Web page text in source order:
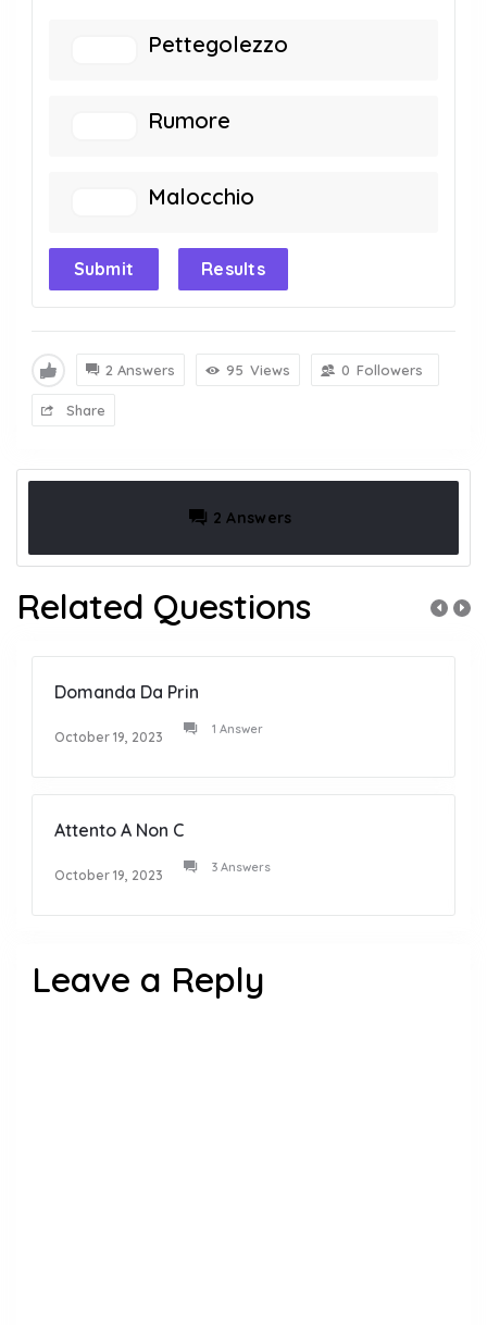
Pettegolezzo
Rumore
Malocchio
Submit Results
2 Answers 95 Views 0 Followers
Share
2 Answers
Related Questions
Domanda Da Prin
October 19, 2023 1 Answer
Attento A Non C
October 19, 2023 3 Answers
Leave a Reply